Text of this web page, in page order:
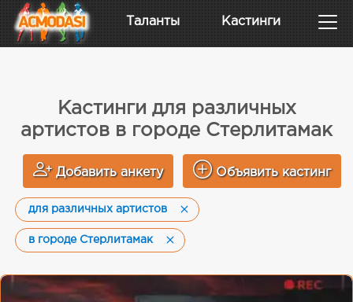
Таланты Кастинги
Кастинги для различных
артистов в городе Стерлитамак
Добавить анкету Объявить кастинг
для различных артистов
в городе Стерлитамак